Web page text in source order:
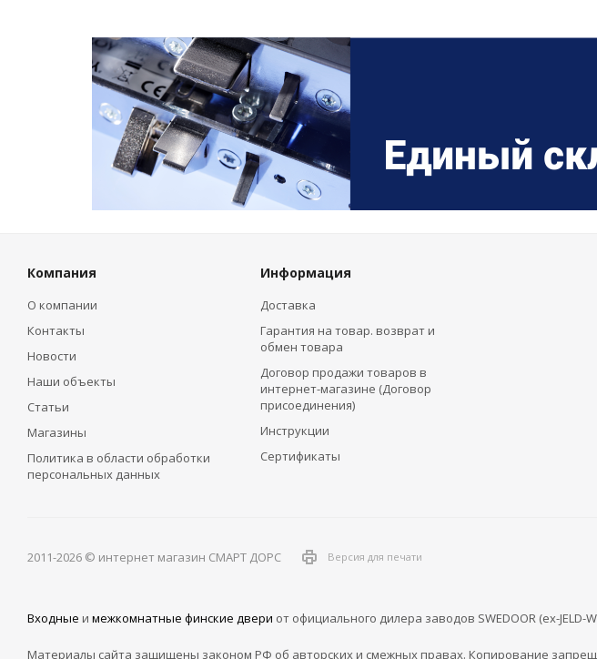
Компания
О компании
Контакты
Новости
Наши объекты
Статьи
Магазины
Политика в области обработки
персональных данных
Информация
Доставка
Гарантия на товар. возврат и
обмен товара
Договор продажи товаров в
интернет-магазине (Договор
присоединения)
Инструкции
Сертификаты
2011-2026 © интернет магазин СМАРТ ДОРС Версия для печати
Входные и межкомнатные финские двери от официального дилера заводов SWEDOOR (ex-JELD-
Материалы сайта защищены законом РФ об авторских и смежных правах. Копирование